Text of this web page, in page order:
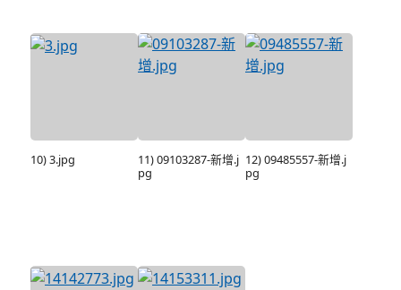
10) 3.jpg
11) 09103287-新增.j
pg
12) 09485557-新增.j
pg